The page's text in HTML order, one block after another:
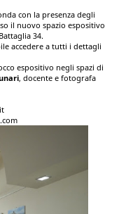
con la presenza degli
il nuovo spazio espositivo
34.
accedere a tutti i dettagli
espositivo negli spazi di
, docente e fotografa